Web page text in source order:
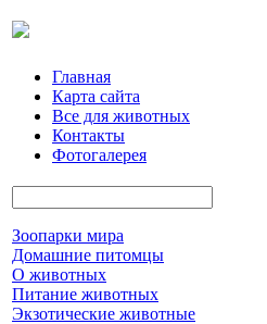
Главная
Карта сайта
Все для животных
Контакты
Фотогалерея
Зоопарки мира
Домашние питомцы
О животных
Питание животных
Экзотические животные